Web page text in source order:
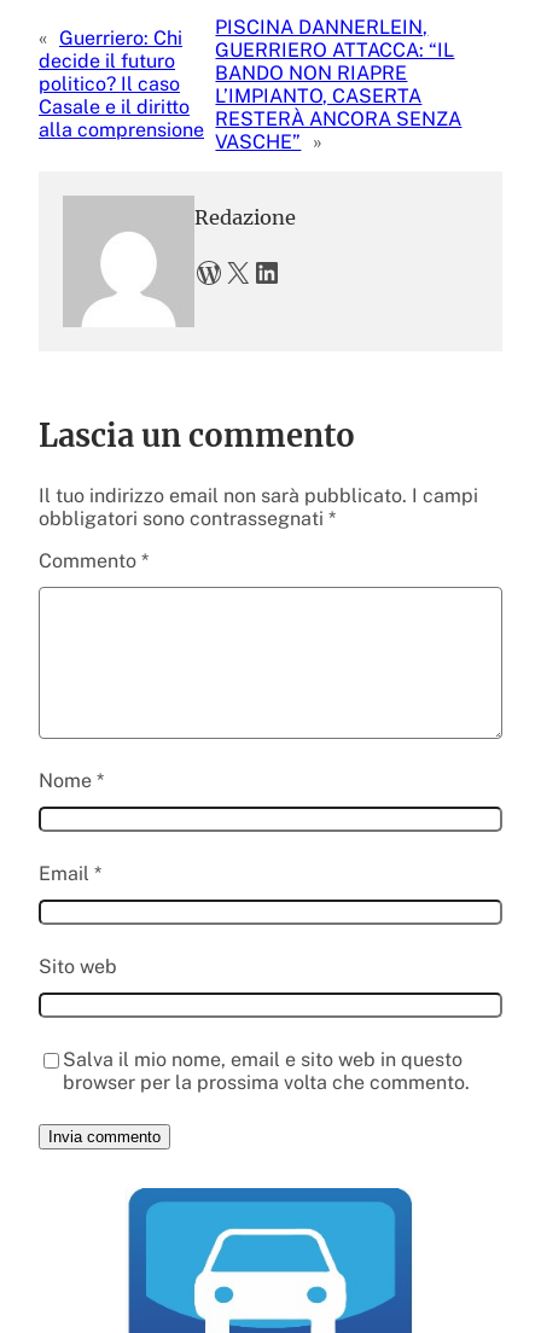
« Guerriero: Chi
decide il futuro
politico? Il caso
Casale e il diritto
alla comprensione
PISCINA DANNERLEIN,
GUERRIERO ATTACCA: “IL
BANDO NON RIAPRE
L’IMPIANTO, CASERTA
RESTERÀ ANCORA SENZA
VASCHE”
»
Redazione
WordPress X LinkedIn
Lascia un commento
Il tuo indirizzo email non sarà pubblicato. I campi
obbligatori sono contrassegnati *
Commento *
Nome *
Email *
Sito web
Salva il mio nome, email e sito web in questo
browser per la prossima volta che commento.